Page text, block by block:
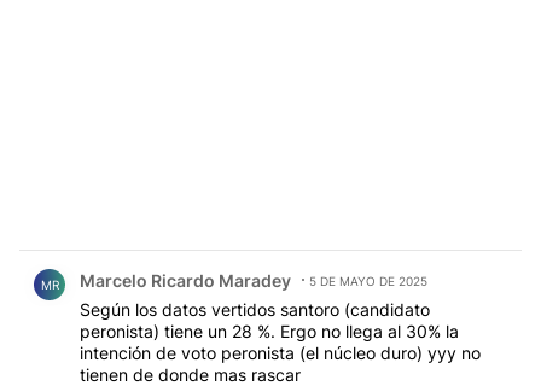
MR Marcelo Ricardo Maradey 5 DE MAYO DE 2025
Según los datos vertidos santoro (candidato
peronista) tiene un 28 %. Ergo no llega al 30% la
intención de voto peronista (el núcleo duro) yyy no
tienen de donde mas rascar